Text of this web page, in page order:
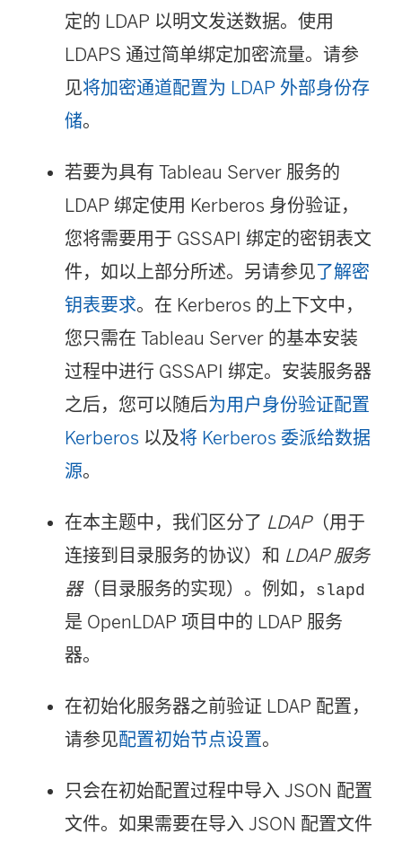
定的 LDAP 以明文发送数据。使用
LDAPS 通过简单绑定加密流量。请参
见将加密通道配置为 LDAP 外部身份存
储。
若要为具有 Tableau Server 服务的
LDAP 绑定使用 Kerberos 身份验证，
您将需要用于 GSSAPI 绑定的密钥表文
件，如以上部分所述。另请参见了解密
钥表要求。在 Kerberos 的上下文中，
您只需在 Tableau Server 的基本安装
过程中进行 GSSAPI 绑定。安装服务器
之后，您可以随后为用户身份验证配置
Kerberos 以及将 Kerberos 委派给数据
源。
在本主题中，我们区分了 LDAP（用于
连接到目录服务的协议）和 LDAP 服务
器（目录服务的实现）。例如， slapd
是 OpenLDAP 项目中的 LDAP 服务
器。
在初始化服务器之前验证 LDAP 配置，
请参见配置初始节点设置。
只会在初始配置过程中导入 JSON 配置
文件。如果需要在导入 JSON 配置文件